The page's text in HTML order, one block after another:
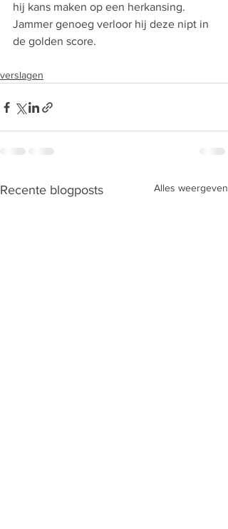
hij kans maken op een herkansing.
Jammer genoeg verloor hij deze nipt in
de golden score.
verslagen
Recente blogposts Alles weergeven